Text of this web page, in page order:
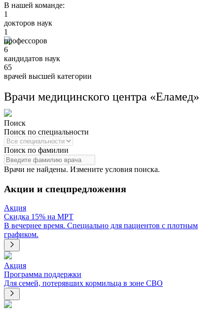
В нашей команде:
1
докторов наук
1
профессоров
6
кандидатов наук
65
врачей высшей категории
Врачи медицинского центра «Еламед»
Поиск
Поиск по специальности
Поиск по фамилии
Врачи не найдены. Измените условия поиска.
Акции и спецпредложения
Акция
Скидка 15% на МРТ
В вечернее время. Специально для пациентов с плотным
графиком.
Акция
Программа поддержки
Для семей, потерявших кормильца в зоне СВО